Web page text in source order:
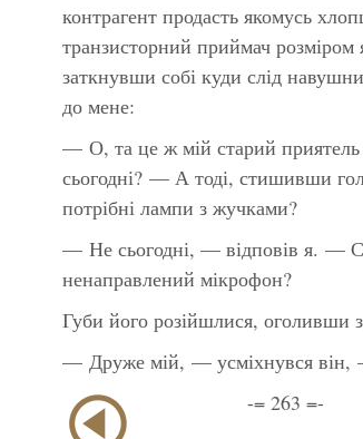
контрагент продасть якомусь
транзисторний приймач
заткнувши собі куди слід
до мене:
— О, та це ж мій старий
сьогодні? — А тоді, стишивши
потрібні лампи з жучками?
— Не сьогодні, — відповів я. —
ненаправлений мікрофон?
Губи його розійшлися, оголивши
— Друже мій, — усміхнувся він,
-= 263 =-